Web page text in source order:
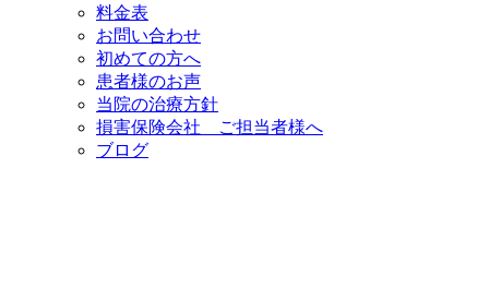
料金表
お問い合わせ
初めての方へ
患者様のお声
当院の治療方針
損害保険会社 ご担当者様へ
ブログ